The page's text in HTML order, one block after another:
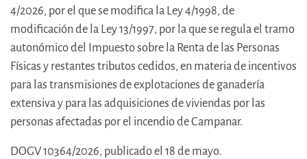
4/2026, por el que se modifica la Ley 4/1998, de
modificación de la Ley 13/1997, por la que se regula el tramo
autonómico del Impuesto sobre la Renta de las Personas
Físicas y restantes tributos cedidos, en materia de incentivos
para las transmisiones de explotaciones de ganadería
extensiva y para las adquisiciones de viviendas por las
personas afectadas por el incendio de Campanar.
DOGV 10364/2026, publicado el 18 de mayo.